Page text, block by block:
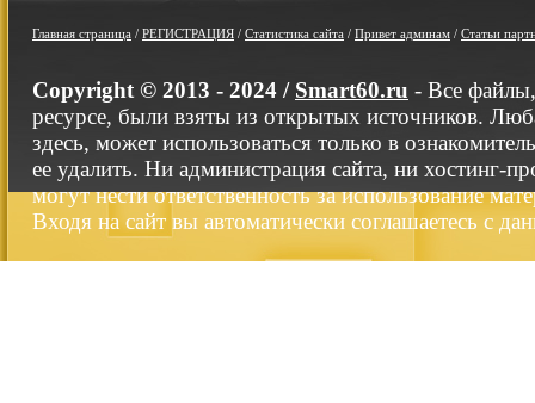
Главная страница / РЕГИСТРАЦИЯ / Статистика сайта / Привет админам / Статьи
Copyright © 2013 - 2024 / Smart60.ru - Все
ресурсе, были взяты из открытых источников.
здесь, может использоваться только в
ее удалить. Ни администрация сайта, ни хостинг-
могут нести ответственность за использование
Входя на сайт вы автоматически соглашаетесь с